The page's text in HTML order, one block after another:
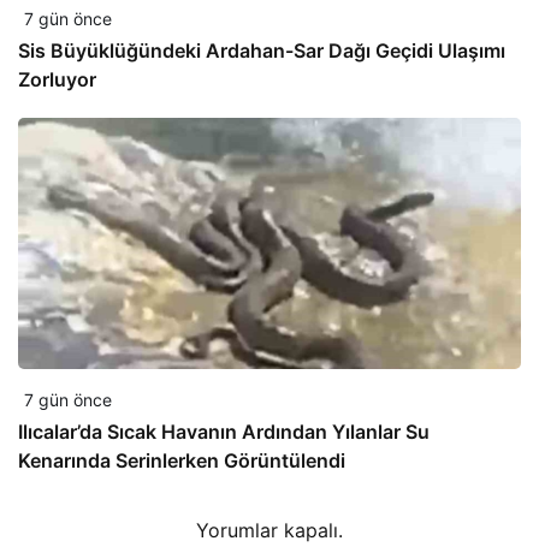
7 gün önce
Sis Büyüklüğündeki Ardahan-Sar Dağı Geçidi Ulaşımı
Zorluyor
7 gün önce
Ilıcalar’da Sıcak Havanın Ardından Yılanlar Su
Kenarında Serinlerken Görüntülendi
Yorumlar kapalı.